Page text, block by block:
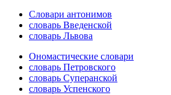
Словари антонимов
словарь Введенской
словарь Львова
Ономастические словари
словарь Петровского
словарь Суперанской
словарь Успенского